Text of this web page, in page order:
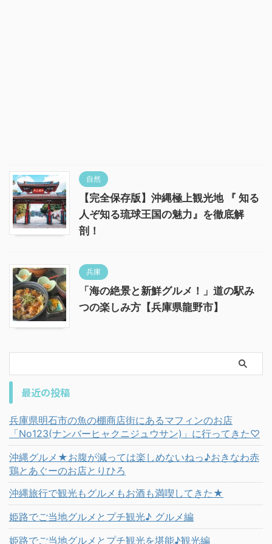
自然
【完全保存版】沖縄極上観光地 『 知る
人ぞ知る琉球王国の魅力』を徹底解
剖！
兵庫
「海の絶景と新鮮グルメ！」道の駅み
つの楽しみ方【兵庫県龍野市】
最近の投稿
兵庫県明石市の魚の棚商店街にあるマフィンのお店
「No123(ナンバーヒャクニジュウサン)」に行ってきた♡
沖縄グルメ★お腹が減っては楽しめないねっ♪おきなわ赤
鶏とあぐーのお店とりひろ
沖縄旅行で観光もグルメもお酒も満喫してきた★
姫路でご当地グルメとプチ観光♪ グルメ編
姫路でご当地グルメとプチ観光を堪能♪観光編